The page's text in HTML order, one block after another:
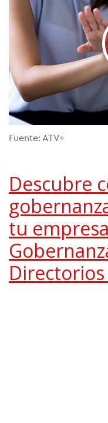
Fuente: ATV+
Descubre
tu
Directorios